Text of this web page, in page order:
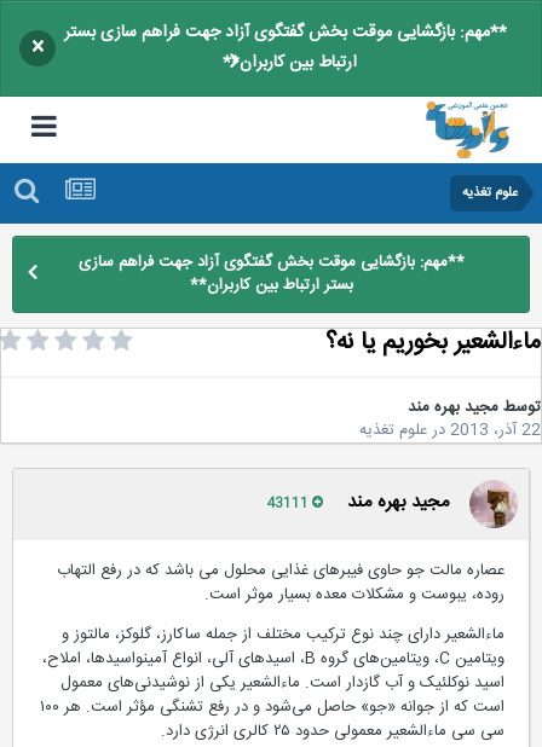
**مهم: بازگشایی موقت بخش گفتگوی آزاد جهت فراهم سازی بستر
ارتباط بین کاربران**
×
علوم تغذیه
**مهم: بازگشایی موقت بخش گفتگوی آزاد جهت فراهم سازی
بستر ارتباط بین کاربران**
بخوریم یا نه؟
مجید بهره مند
درعلوم تغذیه
مجید بهره مند
عصاره مالت جو حاوی فیبرهای غذایی محلول می باشد که در رفع التهاب
روده، یبوست و مشکلات معده بسیار موثر است.
ماءالشعیر دارای چند نوع ترکیب مختلف از جمله ساکارز، گلوکز، مالتوز و
ویتامین C، ویتامین‌های گروه B، اسیدهای آلی، انواع آمینواسیدها، املاح،
اسید نوکلئیک و آب گازدار است. ماءالشعیر یکی از نوشیدنی‌های معمول
است که از جوانه «جو» حاصل می‌شود و در رفع تشنگی مؤثر است. هر ۱۰۰
سی سی ماءالشعیر معمولی حدود ۲۵ کالری انرژی دارد.